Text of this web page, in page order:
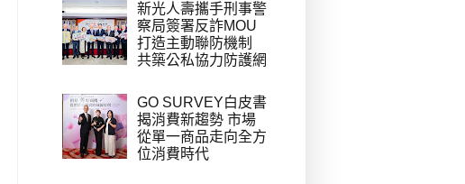
新光人壽攜手刑事警
察局簽署反詐MOU
打造主動聯防機制
共築公私協力防護網
GO SURVEY白皮書
揭消費新趨勢 市場
從單一商品走向全方
位消費時代